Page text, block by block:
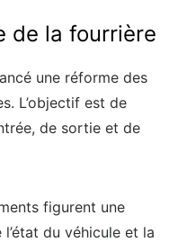
de la fourrière
une réforme des
L’objectif est de
de sortie et de
figurent une
du véhicule et la